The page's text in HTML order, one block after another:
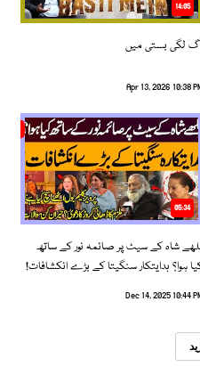
14:05
لگی بستی میں
Apr 13, 2026 10:38
05:34
شاہ کے سیٹ پر صائمہ نور کے ساتھ
ہوا؟ ہدایتکار سنگیتا کے بڑے انکشافات!
Dec 14, 2025 10:44